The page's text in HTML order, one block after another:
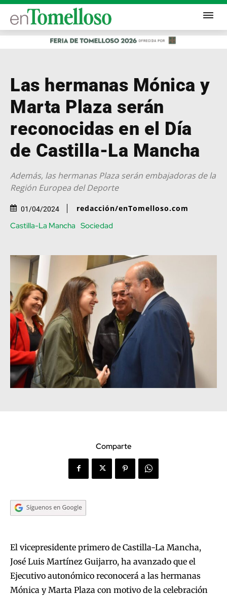
Las hermanas Mónica y
Marta Plaza serán
reconocidas en el Día
de Castilla-La Mancha
Además, las hermanas Plaza serán embajadoras de la
Región Europea del Deporte
01/04/2024 redacción/enTomelloso.com
Castilla-La Mancha Sociedad
Comparte
El vicepresidente primero de Castilla-La Mancha,
José Luis Martínez Guijarro, ha avanzado que el
Ejecutivo autonómico reconocerá a las hermanas
Mónica y Marta Plaza con motivo de la celebración